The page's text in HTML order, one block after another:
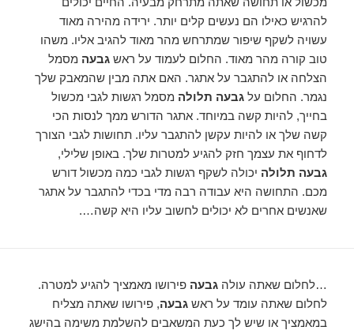
להרגיש כאילו הם נעשים קלים יותר. ירידה מהירה מאוד
עשויה לשקף שיפור שמתרחש מהר מאוד להגיב אליו. משהו
טוב קורה מהר מאוד. החלום לעמוד על ראשגבעה מסמל
הצלחה או להתגבר על אתגר. האם אתה מבין שהמאבק שלך
נגמר. החלום עלגבעה תלולה מסמל רגשות לגבי מכשול
בחייך, להיות קשה במיוחד. אתגר הדורש ממך לנסות הכי
קשה שלך או להיות עקשן להתגבר עליו. תחושות לגבי הצורך
לדחוף את עצמך חזק להגיע למטרות שלך. באופן שלילי,
גבעה תלולה יכולה לשקף רגשות לגבי כמה מכשול דורש
מכם. התחושה היא עבודה רבה מדי בכדי להתגבר על אתגר
שאנשים אחרים לא יכולים לחשוב עליו היא קשה….
…לחלום שאתה עולהגבעה פירושו מאמציך להגיע למטרה.
לחלום שאתה עומד על ראשגבעה, פירושו שאתה מצליח
במאמציך או שיש לך כעת המשאבים להשלמת משימה בהישג